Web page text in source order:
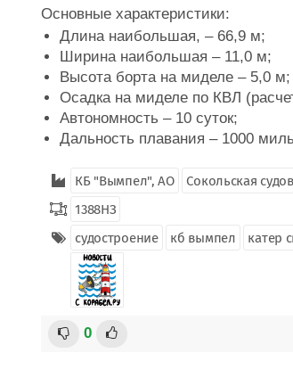
Основные характеристики:
Длина наибольшая, – 66,9 м;
Ширина наибольшая – 11,0 м;
Высота борта на миделе – 5,0 м;
Осадка на миделе по КВЛ
Автономность – 10 суток;
Дальность плавания – 1000
КБ "Вымпел", АО
Сокольская
1388НЗ
судостроение
кб вымпел катер
0